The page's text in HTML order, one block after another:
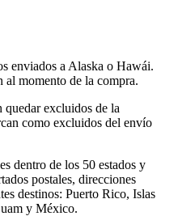
enviados a Alaska o Hawái.
al momento de la compra.
quedar excluidos de la
como excluidos del envío
dentro de los 50 estados y
postales, direcciones
destinos: Puerto Rico, Islas
y México.